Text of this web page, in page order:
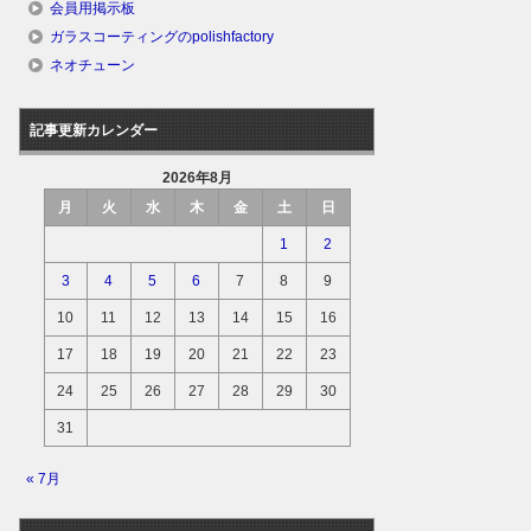
会員用掲示板
ガラスコーティングのpolishfactory
ネオチューン
記事更新カレンダー
2026年8月
月
火 水 木 金 土 日
1 2
3 4 5 6 7 8 9
10 11 12 13 14 15 16
17 18 19 20 21 22 23
24 25 26 27 28 29 30
31
« 7月